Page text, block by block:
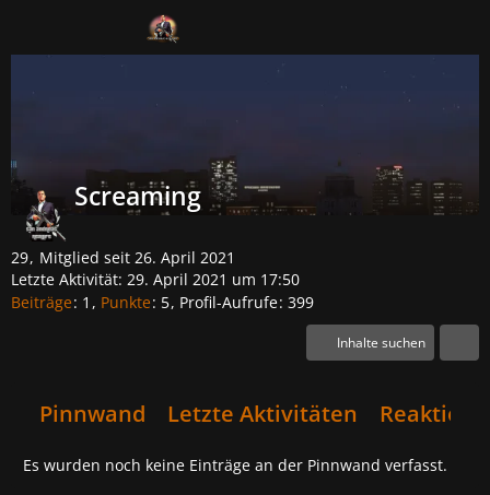
Screaming
29 Mitglied seit 26. April 2021
Letzte Aktivität: 29. April 2021 um 17:50
Beiträge 1 Punkte 5 Profil-Aufrufe 399
Inhalte suchen
Pinnwand Letzte Aktivitäten
Es wurden noch keine Einträge an der Pinnwand verfasst.